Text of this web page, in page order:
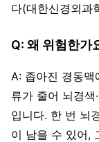
다(대한신경외과
Q: 왜 위험한가
A: 좁아진 경동
류가 줄어 뇌경색
입니다. 한 번 뇌
이 남을 수 있어,